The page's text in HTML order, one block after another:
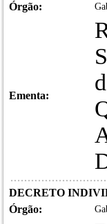
Órgão:
Ementa:
DECRETO
Órgão: